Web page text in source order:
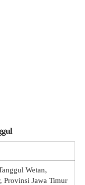
Wetan,
Provinsi Jawa Timur